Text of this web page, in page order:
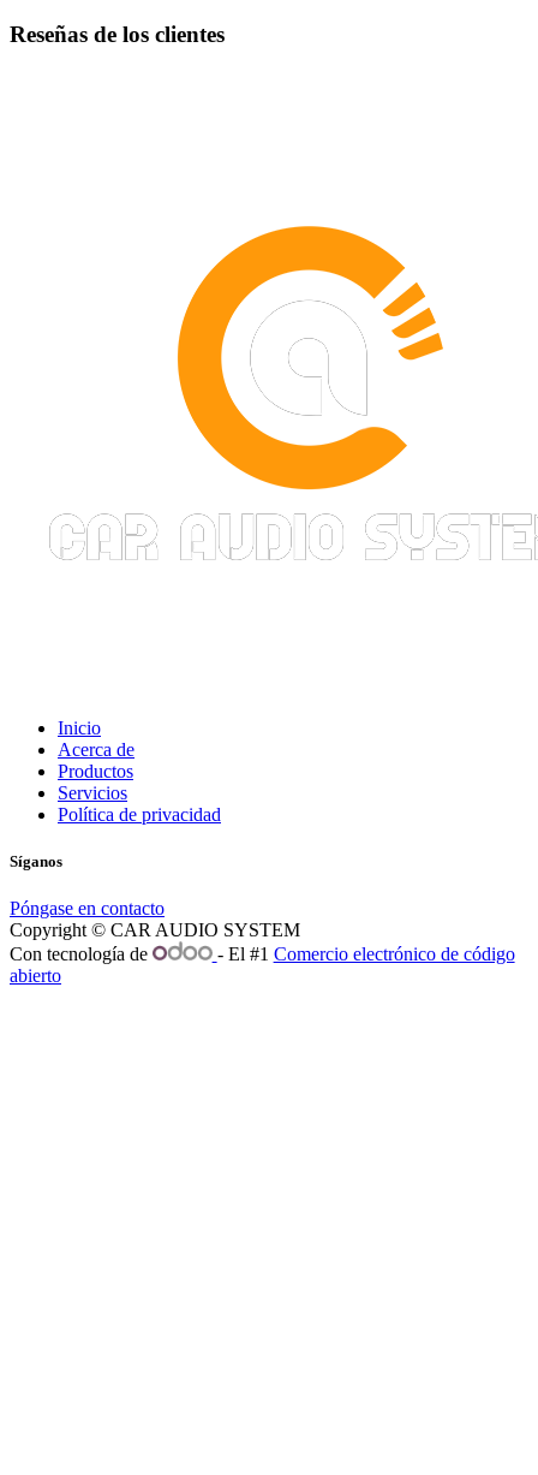
Reseñas de los clientes
Inicio
Acerca de
Productos
Servicios
Política de privacidad
Síganos
Póngase en contacto
Copyright © CAR AUDIO SYSTEM
Con tecnología de
- El #1 Comercio electrónico de código
abierto